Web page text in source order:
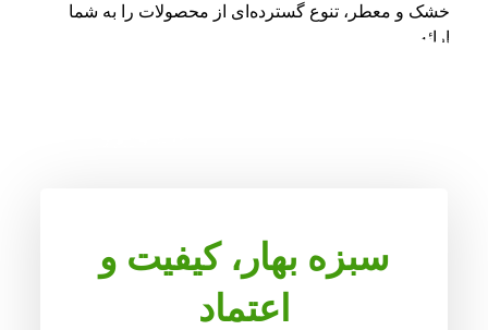
خشک و معطر، تنوع گسترده‌ای از محصولات را به شما
ارائه می‌دهیم.
سبزه بهار ، کیفیت و
اعتماد